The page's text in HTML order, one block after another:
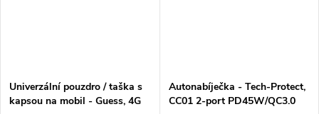
Univerzální pouzdro / taška s
kapsou na mobil - Guess, 4G
Autonabíječka - Tech-Protect,
CC01 2-port PD45W/QC3.0